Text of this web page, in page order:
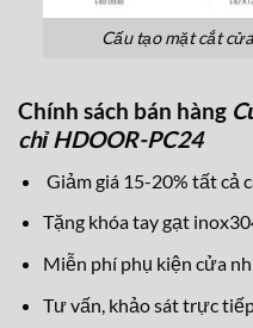
Cấu tạo mặt cắt
Chính sách bán hàng
chỉ HDOOR-PC24
Giảm giá 15-20% tất cả
Tặng khóa tay gạt
Miễn phí phụ kiện cửa
Tư vấn, khảo sát trực